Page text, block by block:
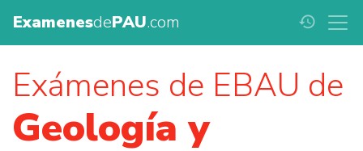
ExamenesdePAU.com history
Exámenes de EBAU de
Geología y